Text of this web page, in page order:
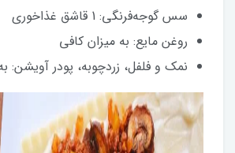
سس گوجه‌فرنگی: 1 قاشق غذاخوری
روغن مایع: به میزان کافی
نمک و فلفل، زردچوبه، پودر آویشن: